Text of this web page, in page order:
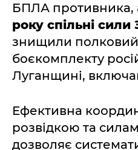
БПЛА противника,
року спільні
знищили
боєкомплекту
Луганщині,
Ефективна
розвідкою та
дозволяє